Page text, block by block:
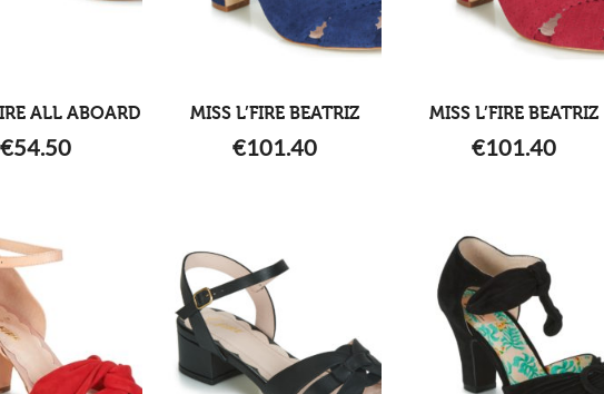
ALL ABOARD
€54.50
MISS L’FIRE BEATRIZ
€101.40
MISS L’FIRE BEATRIZ
€101.40